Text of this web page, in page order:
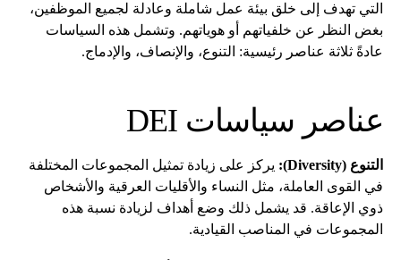
التي تهدف إلى خلق بيئة عمل شاملة وعادلة لجميع الموظفين،
بغض النظر عن خلفياتهم أو هوياتهم. وتشمل هذه السياسات
عادةً ثلاثة عناصر رئيسية: التنوع، والإنصاف، والإدماج.
عناصر سياسات DEI
التنوع (Diversity):
يركز على زيادة تمثيل المجموعات المختلفة
في القوى العاملة، مثل النساء والأقليات العرقية والأشخاص
ذوي الإعاقة. قد يشمل ذلك وضع أهداف لزيادة نسبة هذه
المجموعات في المناصب القيادية.